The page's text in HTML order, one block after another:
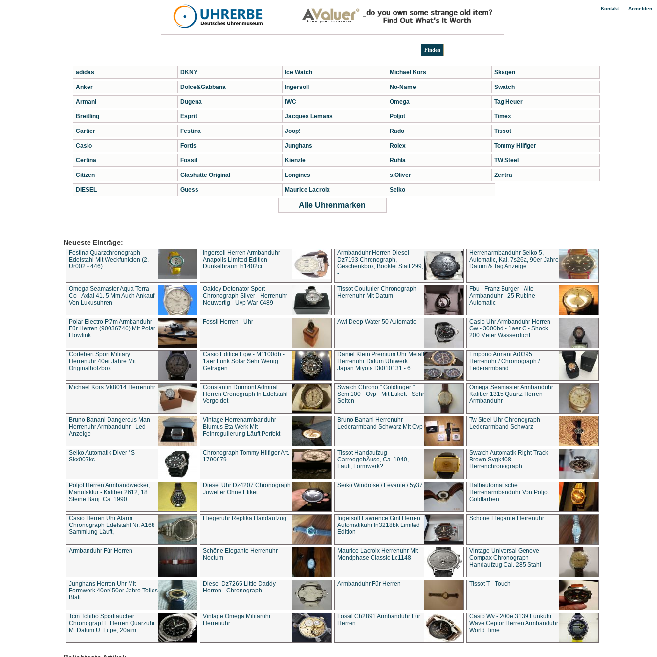
Kontakt| Anmelden
adidas
Anker
Armani
Breitling
Cartier
Casio
Certina
Citizen
DIESEL
DKNY
Dolce&Gabbana
Dugena
Esprit
Festina
Fortis
Fossil
Glashütte Original
Guess
Ice Watch
Ingersoll
IWC
Jacques Lemans
Joop!
Junghans
Kienzle
Longines
Maurice Lacroix
Michael Kors
No-Name
Omega
Poljot
Rado
Rolex
Ruhla
s.Oliver
Seiko
Skagen
Swatch
Tag Heuer
Timex
Tissot
Tommy Hilfiger
TW Steel
Zentra
Alle Uhrenmarken
Neueste Einträge:
Festina Quarzchronograph
Edelstahl Mit Weckfunktion (2.
Ur002 - 446)
Ingersoll Herren Armbanduhr
Anapolis Limited Edition
Dunkelbraun In1402cr
Armbanduhr Herren Diesel
Dz7193 Chro­no­graph,
Geschenkbox, Booklet Statt 299,
-
Herrenarmbanduhr Seiko 5,
Automatic, Kal. 7s26a, 90er Jahre
Datum & Tag Anzeige
Omega Seamaster Aqua Terra
Co - Axial 41. 5 Mm Auch Ankauf
Von Luxusuhren
Oakley Detonator Sport
Chronograph Silver - Herrenuhr -
Neuwertig - Uvp War €489
Tissot Couturier Chronograph
Herrenuhr Mit Datum
Fbu - Franz Burger - Alte
Armbanduhr - 25 Rubine -
Automatic
Polar Electro Ft7m Armbanduhr
Für Herren (90036746) Mit Polar
Flowlink
Fossil Herren - Uhr Awi Deep Water 50 Automatic
Casio Uhr Armbanduhr Herren
Gw - 3000bd - 1aer G - Shock
200 Meter Wasserdicht
Cortebert Sport Military
Herrenuhr 40er Jahre Mit
Originalholzbox
Casio Edifice Eqw - M1100db -
1aer Funk Solar Sehr Wenig
Getragen
Daniel Klein Premium Uhr Metall
Herrenuhr Datum Uhrwerk
Japan Miyota Dk010131 - 6
Emporio Armani Ar0395
Herrenuhr / Chronograph /
Lederarmband
Michael Kors Mk8014 Herrenuhr
Constantin Durmont Admiral
Herren Cronograph In Edelstahl
Vergoldet
Swatch Chrono " Goldfinger "
Scm 100 - Ovp - Mit Etikett - Sehr
Selten
Omega Seamaster Armbanduhr
Kaliber 1315 Quartz Herren
Armbanduhr
Bruno Banani Dangerous Man
Herrenuhr Armbanduhr - Led
Anzeige
Vintage Herrenarmbanduhr
Blumus Eta Werk Mit
Feinregulierung Läuft Perfekt
Bruno Banani Herrenuhr
Lederarmband Schwarz Mit Ovp
Tw Steel Uhr Chronograph
Lederarmband Schwarz
Seiko Automatik Diver ' S
Skx007kc
Chronograph Tommy Hilfiger Art.
1790679
Tissot Handaufzug
CarreegehÄuse, Ca. 1940,
Läuft, Formwerk?
Swatch Automatik Right Track
Brown Svgk408
Herrenchronograph
Poljot Herren Armbandwecker,
Manufaktur - Kaliber 2612, 18
Steine Bauj. Ca. 1990
Diesel Uhr Dz4207 Chronograph
Juwelier Ohne Etiket
Seiko Windrose / Levante / 5y37
Halbautomatische
Herrenarmbanduhr Von Poljot
Goldfarben
Casio Herren Uhr Alarm
Chronograph Edelstahl Nr. A168
Sammlung Läuft,
Fliegeruhr Replika Handaufzug
Ingersoll Lawrence Gmt Herren
Automatikuhr In3218bk Limited
Edition
Schöne Elegante Herrenuhr
Armbanduhr Für Herren
Schöne Elegante Herrenuhr
Noctum
Maurice Lacroix Herrenuhr Mit
Mondphase Classic Lc1148
Vintage Universal Geneve
Compax Chronograph
Handaufzug Cal. 285 Stahl
Junghans Herren Uhr Mit
Formwerk 40er/ 50er Jahre Tolles
Blatt
Diesel Dz7265 Little Daddy
Herren - Chronograph
Armbanduhr Für Herren Tissot T - Touch
Tcm Tchibo Sporttaucher
Chronograpf F. Herren Quarzuhr
M. Datum U. Lupe, 20atm
Vintage Omega Militäruhr
Herrenuhr
Fossil Ch2891 Armbanduhr Für
Herren
Casio Wv - 200e 3139 Funkuhr
Wave Ceptor Herren Armbanduhr
World Time